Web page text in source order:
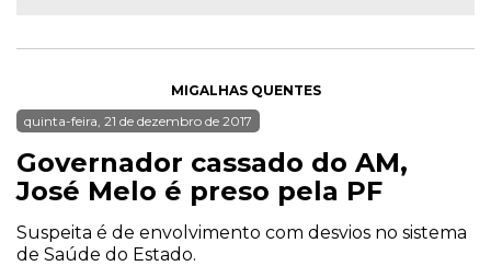
MIGALHAS QUENTES
quinta-feira, 21 de dezembro de 2017
Governador cassado do AM,
José Melo é preso pela PF
Suspeita é de envolvimento com desvios no sistema
de Saúde do Estado.